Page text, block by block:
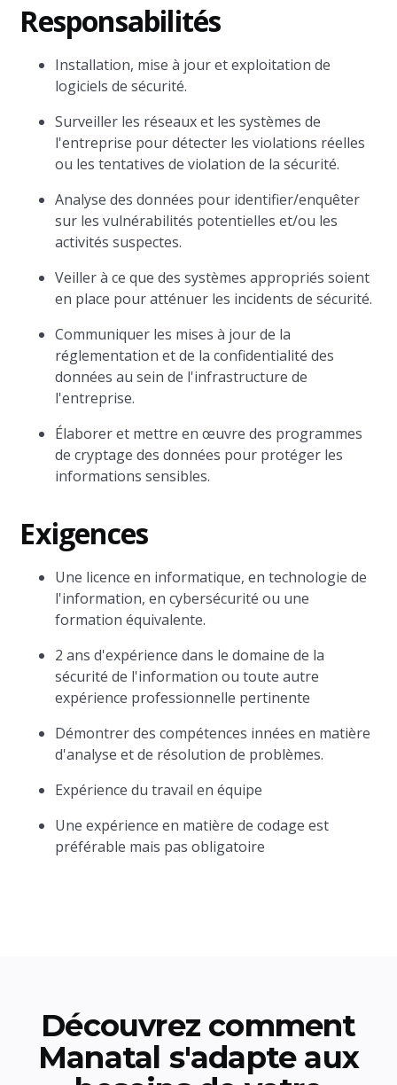
Responsabilités
Installation, mise à jour et exploitation de
logiciels de sécurité.
Surveiller les réseaux et les systèmes de
l'entreprise pour détecter les violations réelles
ou les tentatives de violation de la sécurité.
Analyse des données pour identifier/enquêter
sur les vulnérabilités potentielles et/ou les
activités suspectes.
Veiller à ce que des systèmes appropriés soient
en place pour atténuer les incidents de sécurité.
Communiquer les mises à jour de la
réglementation et de la confidentialité des
données au sein de l'infrastructure de
l'entreprise.
Élaborer et mettre en œuvre des programmes
de cryptage des données pour protéger les
informations sensibles.
Exigences
Une licence en informatique, en technologie de
l'information, en cybersécurité ou une
formation équivalente.
2 ans d'expérience dans le domaine de la
sécurité de l'information ou toute autre
expérience professionnelle pertinente
Démontrer des compétences innées en matière
d'analyse et de résolution de problèmes.
Expérience du travail en équipe
Une expérience en matière de codage est
préférable mais pas obligatoire
Découvrez comment
Manatal s'adapte aux